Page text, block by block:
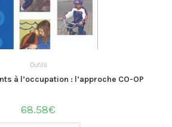
Outils
à l’occupation : l’approche CO-OP
68.58€